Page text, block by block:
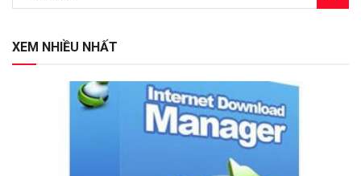
XEM NHIỀU NHẤT